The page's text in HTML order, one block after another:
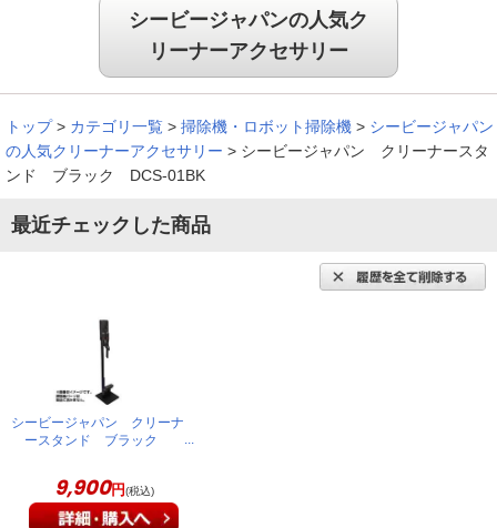
シービージャパンの人気ク
リーナーアクセサリー
トップ > カテゴリ一覧 > 掃除機・ロボット掃除機 > シービージャパン
の人気クリーナーアクセサリー > シービージャパン クリーナースタ
ンド ブラック DCS-01BK
最近チェックした商品
シービージャパン クリーナ
ースタンド ブラック
9,900円(税込)